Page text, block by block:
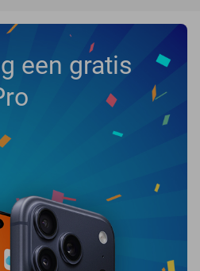
een gratis